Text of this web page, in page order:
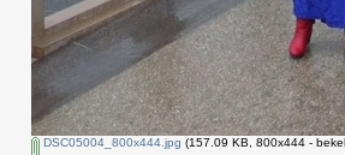
DSC05004_800x444.jpg (157.09 KB, 800x444 -